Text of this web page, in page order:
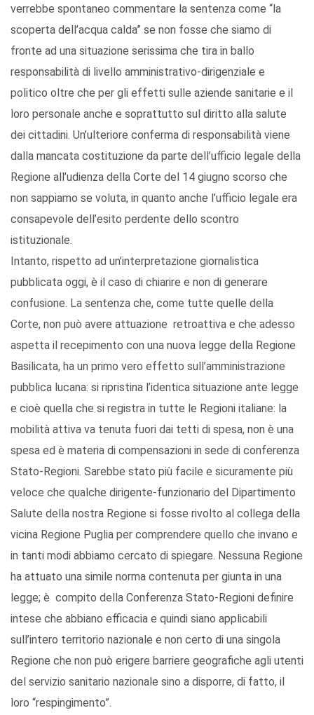
verrebbe spontaneo commentare la sentenza come “la
scoperta dell’acqua calda” se non fosse che siamo di
fronte ad una situazione serissima che tira in ballo
responsabilità di livello amministrativo-dirigenziale e
politico oltre che per gli effetti sulle aziende sanitarie e il
loro personale anche e soprattutto sul diritto alla salute
dei cittadini. Un’ulteriore conferma di responsabilità viene
dalla mancata costituzione da parte dell’ufficio legale della
Regione all’udienza della Corte del 14 giugno scorso che
non sappiamo se voluta, in quanto anche l’ufficio legale era
consapevole dell’esito perdente dello scontro
istituzionale.
Intanto, rispetto ad un’interpretazione giornalistica
pubblicata oggi, è il caso di chiarire e non di generare
confusione. La sentenza che, come tutte quelle della
Corte, non può avere attuazione retroattiva e che adesso
aspetta il recepimento con una nuova legge della Regione
Basilicata, ha un primo vero effetto sull’amministrazione
pubblica lucana: si ripristina l’identica situazione ante legge
e cioè quella che si registra in tutte le Regioni italiane: la
mobilità attiva va tenuta fuori dai tetti di spesa, non è una
spesa ed è materia di compensazioni in sede di conferenza
Stato-Regioni. Sarebbe stato più facile e sicuramente più
veloce che qualche dirigente-funzionario del Dipartimento
Salute della nostra Regione si fosse rivolto al collega della
vicina Regione Puglia per comprendere quello che invano e
in tanti modi abbiamo cercato di spiegare. Nessuna Regione
ha attuato una simile norma contenuta per giunta in una
legge; è compito della Conferenza Stato-Regioni definire
intese che abbiano efficacia e quindi siano applicabili
sull’intero territorio nazionale e non certo di una singola
Regione che non può erigere barriere geografiche agli utenti
del servizio sanitario nazionale sino a disporre, di fatto, il
loro “respingimento”.